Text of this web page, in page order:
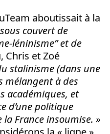
aboutissait à la
couvert de
léninisme” et de
Chris et Zoé
stalinisme (dans une
mélangent à des
académiques, et
d’une politique
France insoumise. »